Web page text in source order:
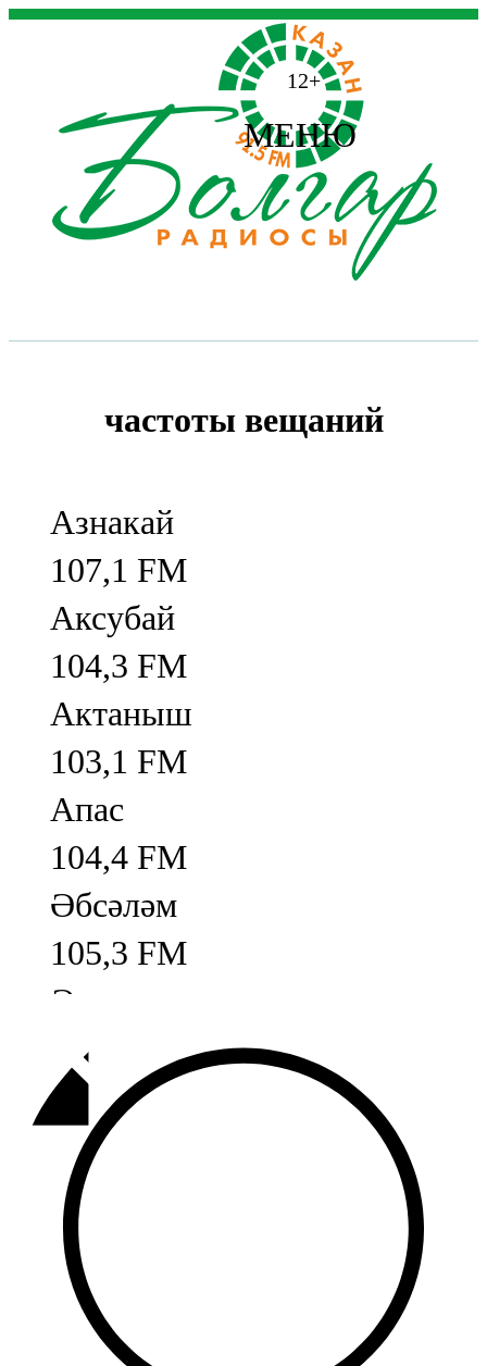
12+
МЕНЮ
частоты вещаний
Азнакай
107,1 FM
Аксубай
104,3 FM
Актаныш
103,1 FM
Апас
104,4 FM
Әбсәләм
105,3 FM
Әлмәт
92,9 FM
Базарлы матак
107,1 FM
Балык бистәсе
104,9 FM
Баулы
107,5 FM